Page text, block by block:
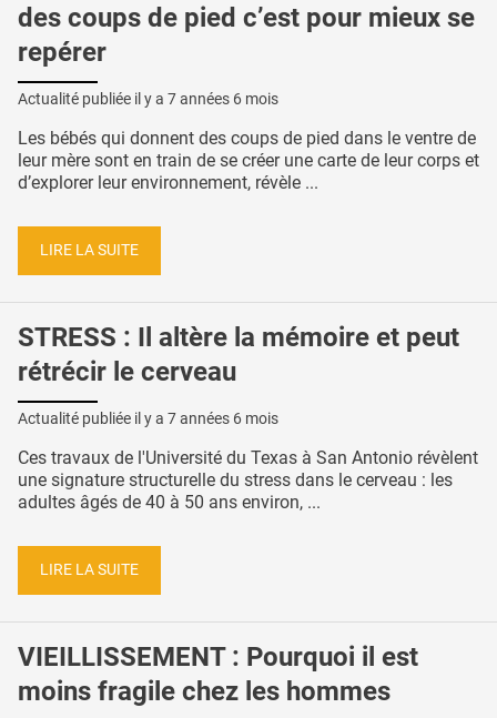
des coups de pied c’est pour mieux se
repérer
Actualité publiée il y a 7 années 6 mois
Les bébés qui donnent des coups de pied dans le ventre de
leur mère sont en train de se créer une carte de leur corps et
d’explorer leur environnement, révèle ...
LIRE LA SUITE
STRESS : Il altère la mémoire et peut
rétrécir le cerveau
Actualité publiée il y a 7 années 6 mois
Ces travaux de l'Université du Texas à San Antonio révèlent
une signature structurelle du stress dans le cerveau : les
adultes âgés de 40 à 50 ans environ, ...
LIRE LA SUITE
VIEILLISSEMENT : Pourquoi il est
moins fragile chez les hommes